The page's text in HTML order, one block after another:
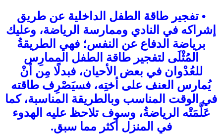
• تفجير طاقة الطفل الداخلية عن طريق
إشراكه في النادي وممارسة الرياضة، وعليك
برياضة الدفاع عن النفس؛ فهي الطريقةُ
المُثْلَى لتفجير طاقة الطفل الممارِس
للعُدْوان في بعض الأحيان، فبدلًا مِن أنْ
يُمارس العنف على أختِه، فسيَصْرِف طاقته
في الوقت المناسب وبالطريقة المناسبة، كما
عَلَّمَتْه الرياضةُ، وسوف تلاحظ عليه الهدوء
في المنزل أكثر مما سبق.